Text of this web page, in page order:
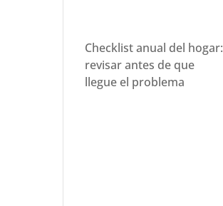
Checklist anual del hogar:
revisar antes de que
llegue el problema